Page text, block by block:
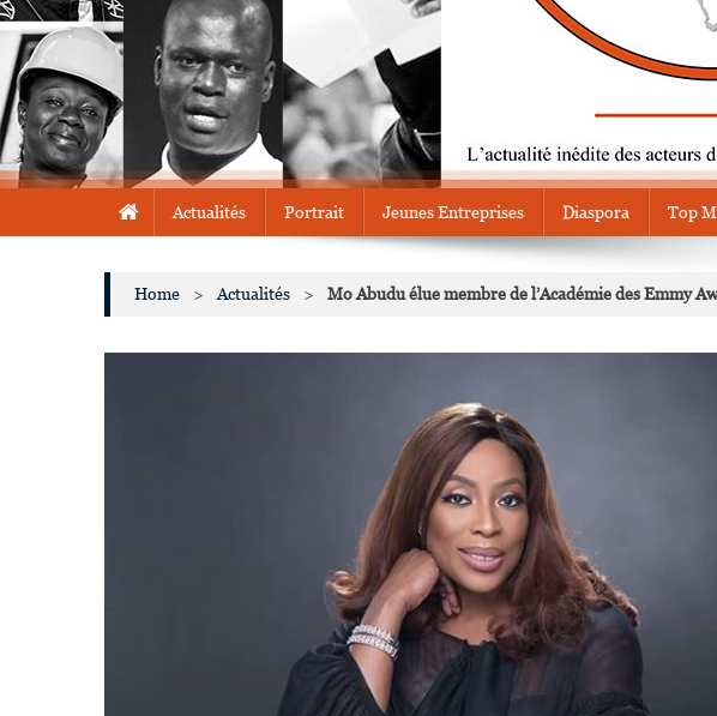
Actualités Portrait Jeunes Entreprises Diaspora Top
Home > Actualités > Mo Abudu élue membre de l’Académie des Emmy